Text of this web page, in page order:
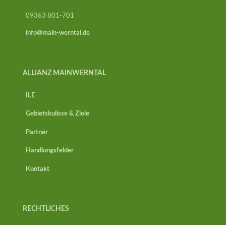
09363 801-701
info@main-werntal.de
ALLIANZ MAINWERNTAL
ILE
Gebietskulisse & Ziele
Partner
Handlungsfelder
Kontakt
RECHTLICHES